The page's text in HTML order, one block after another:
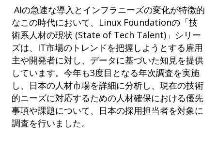
AIの急速な導入とインフラニーズの変化が特徴的
なこの時代において、Linux Foundationの「技
術系人材の現状 (State of Tech Talent)」シリー
ズは、IT市場のトレンドを把握しようとする雇用
主や開発者に対し、データに基づいた知見を提供
しています。今年も3度目となる年次調査を実施
し、日本の人材市場を詳細に分析し、現在の技術
的ニーズに対応するための人材確保における優先
事項や課題について、日本の採用担当者を対象に
調査を行いました。